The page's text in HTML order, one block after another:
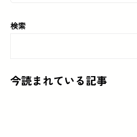
検索
今読まれている記事